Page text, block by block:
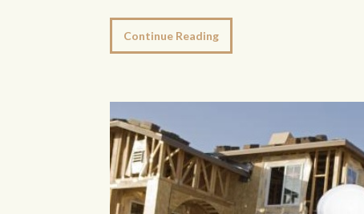
Continue Reading